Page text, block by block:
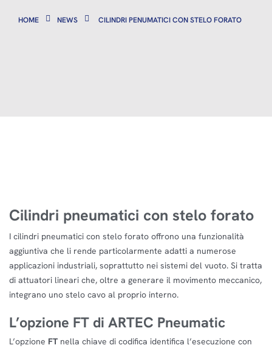
HOME NEWS CILINDRI PENUMATICI CON STELO FORATO
Cilindri pneumatici con stelo forato
I cilindri pneumatici con stelo forato offrono una funzionalità
aggiuntiva che li rende particolarmente adatti a numerose
applicazioni industriali, soprattutto nei sistemi del vuoto. Si tratta
di attuatori lineari che, oltre a generare il movimento meccanico,
integrano uno stelo cavo al proprio interno.
L’opzione FT di ARTEC Pneumatic
L’opzione FT nella chiave di codifica identifica l’esecuzione con